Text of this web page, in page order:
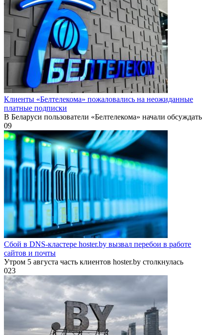
Клиенты «Белтелекома» пожаловались на неожиданные
платные подписки
В Беларуси пользователи «Белтелекома» начали обсуждать
09
Сбой в DNS-кластере hoster.by вызвал перебои в работе
сайтов и почты
Утром 5 августа часть клиентов hoster.by столкнулась
023